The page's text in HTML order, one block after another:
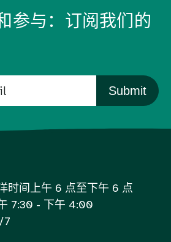
参与：订阅我们的
Submit
时间上午 6 点至下午 6 点
7:30 - 下午 4:00
7